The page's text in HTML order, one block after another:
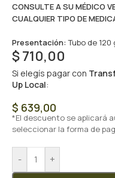
CONSULTE A SU MÉDICO
CUALQUIER TIPO DE
Presentación:Tubo de 120
$710,00
Si elegís pagar con
Up Local:
$ 639,00
*El descuento se aplicará
seleccionar la forma de
- +